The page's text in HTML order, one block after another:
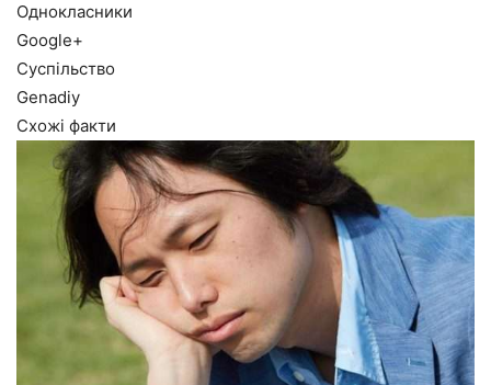
Однокласники
Google+
Суспільство
Genadiy
Схожі факти